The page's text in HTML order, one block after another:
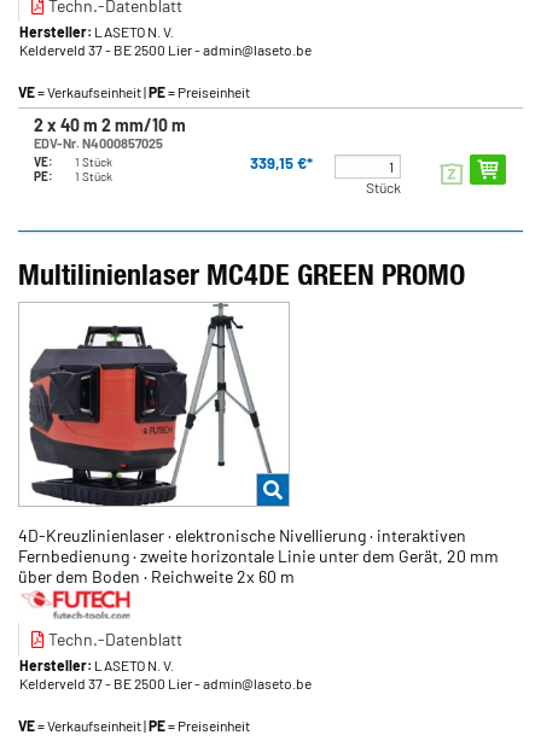
Techn.-Datenblatt
Hersteller: LASETO N. V.
Kelderveld 37- BE 2500 Lier- admin@laseto.be
VE= Verkaufseinheit |PE= Preiseinheit
2 x 40 m 2 mm/10 m
EDV-Nr. N4000857025
VE:
1 Stück
PE:
1 Stück
339,15 €*
Stück
Multilinienlaser MC4DE GREEN PROMO
4D-Kreuzlinienlaser · elektronische Nivellierung · interaktiven
Fernbedienung · zweite horizontale Linie unter dem Gerät, 20 mm
über dem Boden · Reichweite 2x 60 m
Techn.-Datenblatt
Hersteller: LASETO N. V.
Kelderveld 37- BE 2500 Lier- admin@laseto.be
VE= Verkaufseinheit |PE= Preiseinheit